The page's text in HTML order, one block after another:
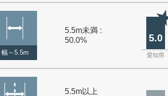
幅～5.5m
5.5m未満 :
50.0%
5.0
愛知県
5.5m以上